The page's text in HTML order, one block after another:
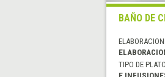
BAÑO DE
TIPO DE